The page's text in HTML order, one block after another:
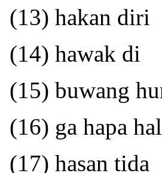
(13) hakan diri
(14) hawak di
(15) buwang
(16) ga hapa
(17) hasan tida